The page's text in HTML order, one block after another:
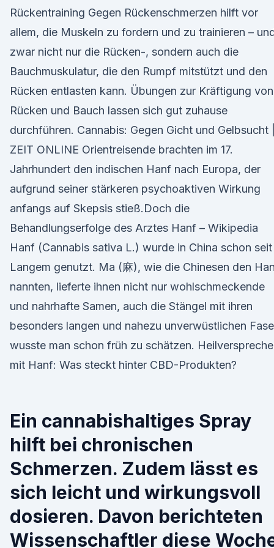
Rückentraining Gegen Rückenschmerzen hilft vor
allem, die Muskeln zu fordern und zu trainieren –
zwar nicht nur die Rücken-, sondern auch die
Bauchmuskulatur, die den Rumpf mitstützt und den
Rücken entlasten kann. Übungen zur Kräftigung von
Rücken und Bauch lassen sich gut zuhause
durchführen. Cannabis: Gegen Gicht und Gelbsucht |
ZEIT ONLINE Orientreisende brachten im 17.
Jahrhundert den indischen Hanf nach Europa, der
aufgrund seiner stärkeren psychoaktiven Wirkung
anfangs auf Skepsis stieß.Doch die
Behandlungserfolge des Arztes Hanf – Wikipedia
Hanf (Cannabis sativa L.) wurde in China schon seit
Langem genutzt. Ma (麻), wie die Chinesen den
nannten, lieferte ihnen nicht nur wohlschmeckende
und nahrhafte Samen, auch die Stängel mit ihren
besonders langen und nahezu unverwüstlichen
wusste man schon früh zu schätzen.
mit Hanf: Was steckt hinter CBD-Produkten?
Ein cannabishaltiges Spray
hilft bei chronischen
Schmerzen. Zudem lässt es
sich leicht und wirkungsvoll
dosieren. Davon berichteten
Wissenschaftler diese